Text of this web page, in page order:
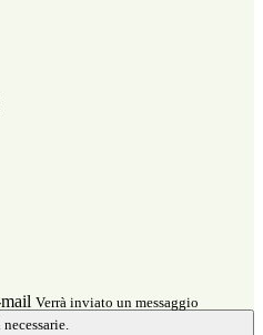
Verrà inviato un messaggio